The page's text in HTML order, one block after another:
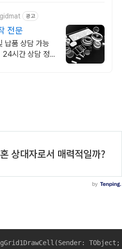
광고
전문
납품 상담 가능
24시간 상담 정